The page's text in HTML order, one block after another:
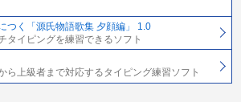
つく「源氏物語歌集 夕顔編」 1.0
タイピングを練習できるソフト
ら上級者まで対応するタイピング練習ソフト